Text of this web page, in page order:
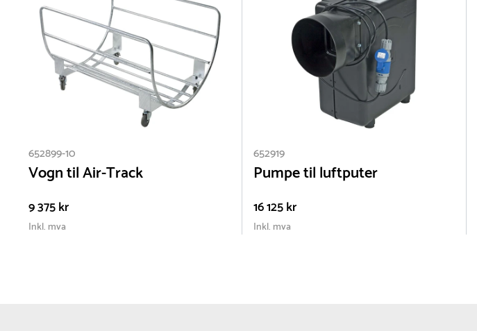
652899-10
Vogn til Air-Track
9 375 kr
Inkl. mva
652919
Pumpe til luftputer
16 125 kr
Inkl. mva